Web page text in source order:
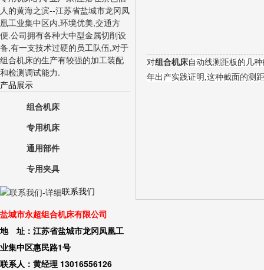
产品展示
组合机床
专用机床
通用部件
专用夹具
联系我们
盐城市永超组合机床有限公司
地 址：江苏省盐城市龙冈凤凰工
业集中区惠民路1号
联系人：黄经理 13016556126
对组合机床自动线测距板的几
年出产实践证明,这种截面的测